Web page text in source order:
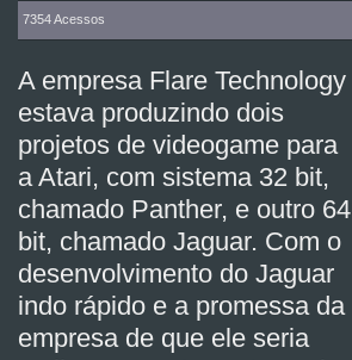
7354 Acessos
A empresa Flare Technology
estava produzindo dois
projetos de videogame para
a Atari, com sistema 32 bit,
chamado Panther, e outro 64
bit, chamado Jaguar. Com o
desenvolvimento do Jaguar
indo rápido e a promessa da
empresa de que ele seria